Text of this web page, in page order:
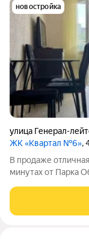
новостройка
улица Генерал-
ЖК «Квартал №6»,
В продаже
минутах от Парка
позволяет
комфортной жизни.